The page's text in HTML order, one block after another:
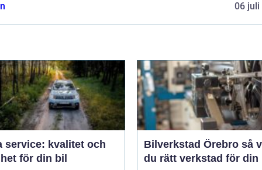
06 juli
service: kvalitet och
för din bil
Bilverkstad Örebro så väljer
du rätt verkstad för din